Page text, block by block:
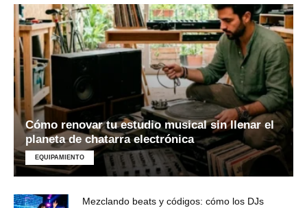
Cómo renovar tu estudio musical sin llenar el
planeta de chatarra electrónica
EQUIPAMIENTO
Mezclando beats y códigos: cómo los DJs